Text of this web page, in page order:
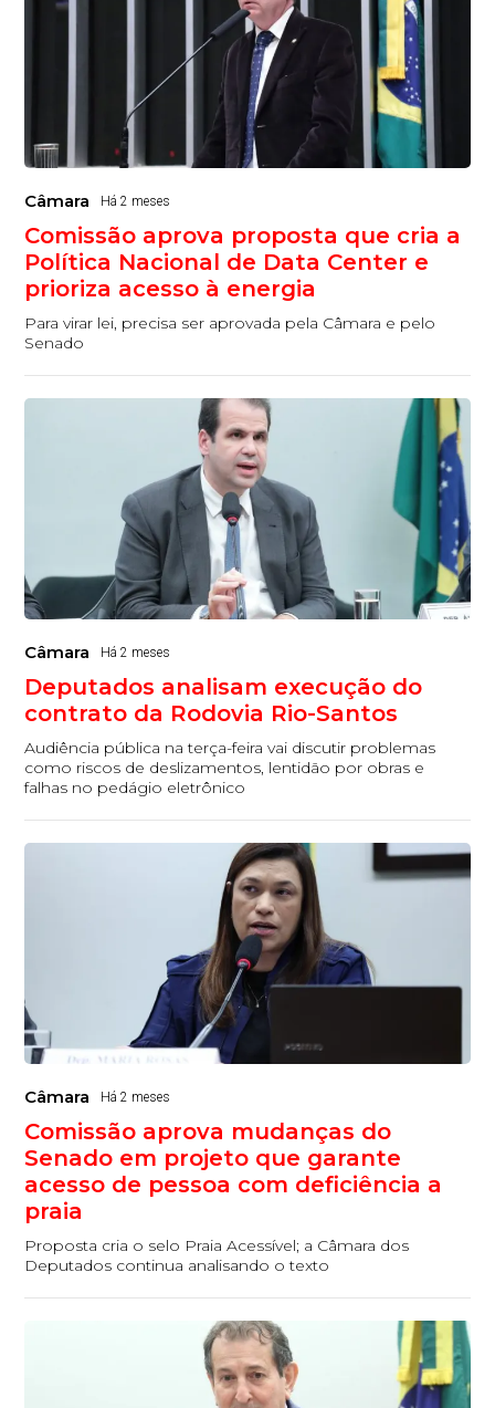
Câmara Há 2 meses
Comissão aprova proposta que cria a
Política Nacional de Data Center e
prioriza acesso à energia
Para virar lei, precisa ser aprovada pela Câmara e pelo
Senado
Câmara Há 2 meses
Deputados analisam execução do
contrato da Rodovia Rio-Santos
Audiência pública na terça-feira vai discutir problemas
como riscos de deslizamentos, lentidão por obras e
falhas no pedágio eletrônico
Câmara Há 2 meses
Comissão aprova mudanças do
Senado em projeto que garante
acesso de pessoa com deficiência a
praia
Proposta cria o selo Praia Acessível; a Câmara dos
Deputados continua analisando o texto